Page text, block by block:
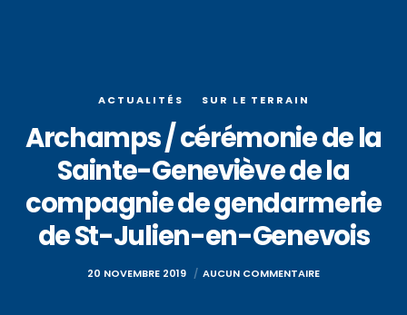
ACTUALITÉS SUR LE TERRAIN
Archamps / cérémonie de la
Sainte-Geneviève de la
compagnie de gendarmerie
de St-Julien-en-Genevois
20 NOVEMBRE 2019 AUCUN COMMENTAIRE